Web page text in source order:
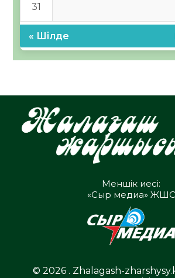
31
« Шілде
Меншік иесі:
«Сыр медиа» ЖШС
© 2026 . Zhalagash-